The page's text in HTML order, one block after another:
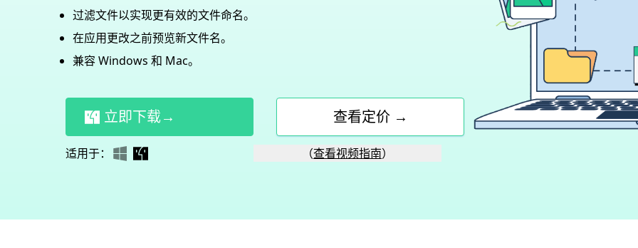
过滤文件以实现更有效的文件命名。
在应用更改之前预览新文件名。
兼容 Windows 和 Mac。
立即下载→ 查看定价 →
适用于： （查看视频指南）